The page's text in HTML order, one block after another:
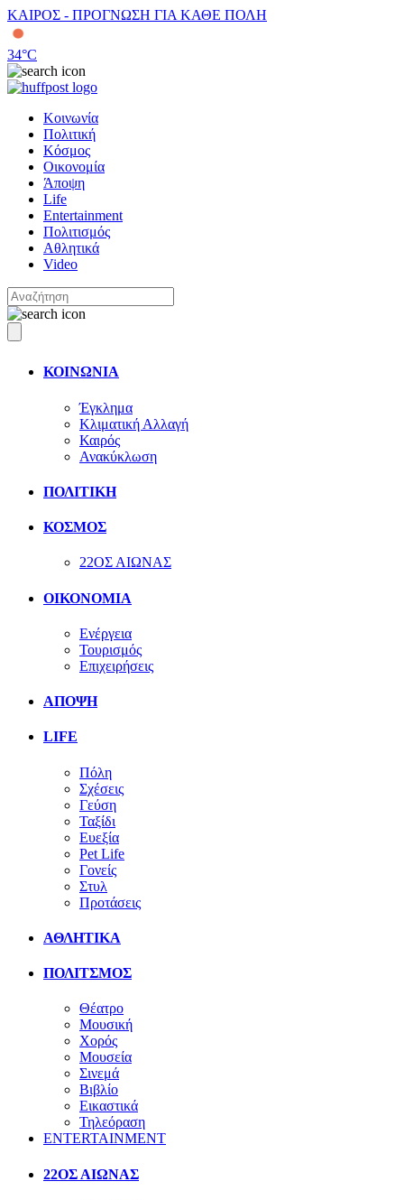
ΚΑΙΡΟΣ - ΠΡΟΓΝΩΣΗ ΓΙΑ ΚΑΘΕ ΠΟΛΗ
34°C
Κοινωνία
Πολιτική
Κόσμος
Οικονομία
Άποψη
Life
Entertainment
Πολιτισμός
Αθλητικά
Video
ΚΟΙΝΩΝΙΑ
Έγκλημα
Κλιματική Αλλαγή
Καιρός
Ανακύκλωση
ΠΟΛΙΤΙΚΗ
ΚΟΣΜΟΣ
22ΟΣ ΑΙΩΝΑΣ
ΟΙΚΟΝΟΜΙΑ
Ενέργεια
Τουρισμός
Επιχειρήσεις
ΑΠΟΨΗ
LIFE
Πόλη
Σχέσεις
Γεύση
Ταξίδι
Ευεξία
Pet Life
Γονείς
Στυλ
Προτάσεις
ΑΘΛΗΤΙΚΑ
ΠΟΛΙΤΣΜΟΣ
Θέατρο
Μουσική
Χορός
Μουσεία
Σινεμά
Βιβλίο
Εικαστικά
Τηλεόραση
ENTERTAINMENT
22ΟΣ ΑΙΩΝΑΣ